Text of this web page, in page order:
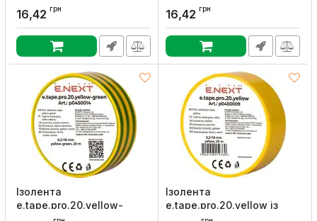
(10м), E.NEXT
Артикул:
16,42 грн
чорна (10м), E.NEXT
Артикул:
16,42 грн
Ізолента
e.tape.pro.20.yellow-
green із самозатухаючого
Ізолента
e.tape.pro.20.yellow із
самозатухаючого ПВХ,